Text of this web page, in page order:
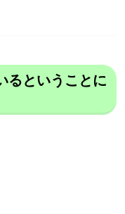
るということに